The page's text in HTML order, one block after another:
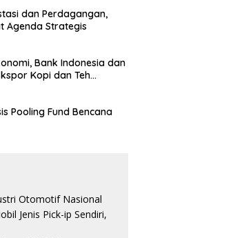
dan Perdagangan,
Agenda Strategis
Bank Indonesia dan
Kopi dan Teh
Pooling Fund Bencana